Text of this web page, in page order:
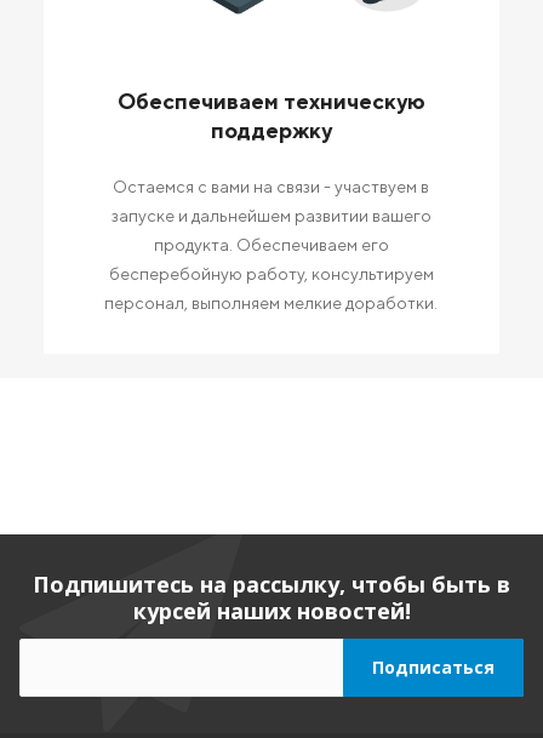
Обеспечиваем техническую
поддержку
Остаемся с вами на связи - участвуем в
запуске и дальнейшем развитии вашего
продукта. Обеспечиваем его
бесперебойную работу, консультируем
персонал, выполняем мелкие доработки.
Подпишитесь на рассылку, чтобы быть в
курсей наших новостей!